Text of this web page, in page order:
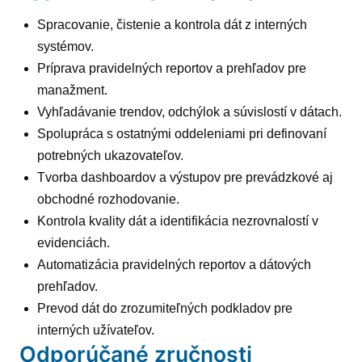
Spracovanie, čistenie a kontrola dát z interných
systémov.
Príprava pravidelných reportov a prehľadov pre
manažment.
Vyhľadávanie trendov, odchýlok a súvislostí v dátach.
Spolupráca s ostatnými oddeleniami pri definovaní
potrebných ukazovateľov.
Tvorba dashboardov a výstupov pre prevádzkové aj
obchodné rozhodovanie.
Kontrola kvality dát a identifikácia nezrovnalostí v
evidenciách.
Automatizácia pravidelných reportov a dátových
prehľadov.
Prevod dát do zrozumiteľných podkladov pre
interných užívateľov.
Odporúčané zručnosti